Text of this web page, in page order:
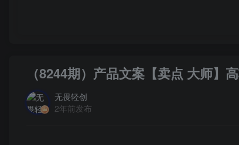
（8244期）产品文案【卖点 大师】
无畏轻创
2年前发布